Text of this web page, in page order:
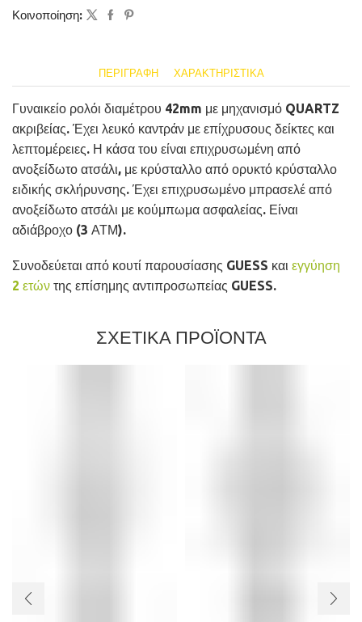
Κοινοποίηση:
ΠΕΡΙΓΡΑΦΉ ΧΑΡΑΚΤΗΡΙΣΤΙΚΆ
Γυναικείο ρολόι διαμέτρου 42mm με μηχανισμό QUARTZ
ακριβείας. Έχει λευκό καντράν με επίχρυσους δείκτες και
λεπτομέρειες. Η κάσα του είναι επιχρυσωμένη από
ανοξείδωτο ατσάλι, με κρύσταλλο από ορυκτό κρύσταλλο
ειδικής σκλήρυνσης. Έχει επιχρυσωμένο μπρασελέ από
ανοξείδωτο ατσάλι με κούμπωμα ασφαλείας. Είναι
αδιάβροχο (3 ΑΤΜ).
Συνοδεύεται από κουτί παρουσίασης GUESS και εγγύηση
2 ετών της επίσημης αντιπροσωπείας GUESS.
ΣΧΕΤΙΚΑ ΠΡΟΪΟΝΤΑ